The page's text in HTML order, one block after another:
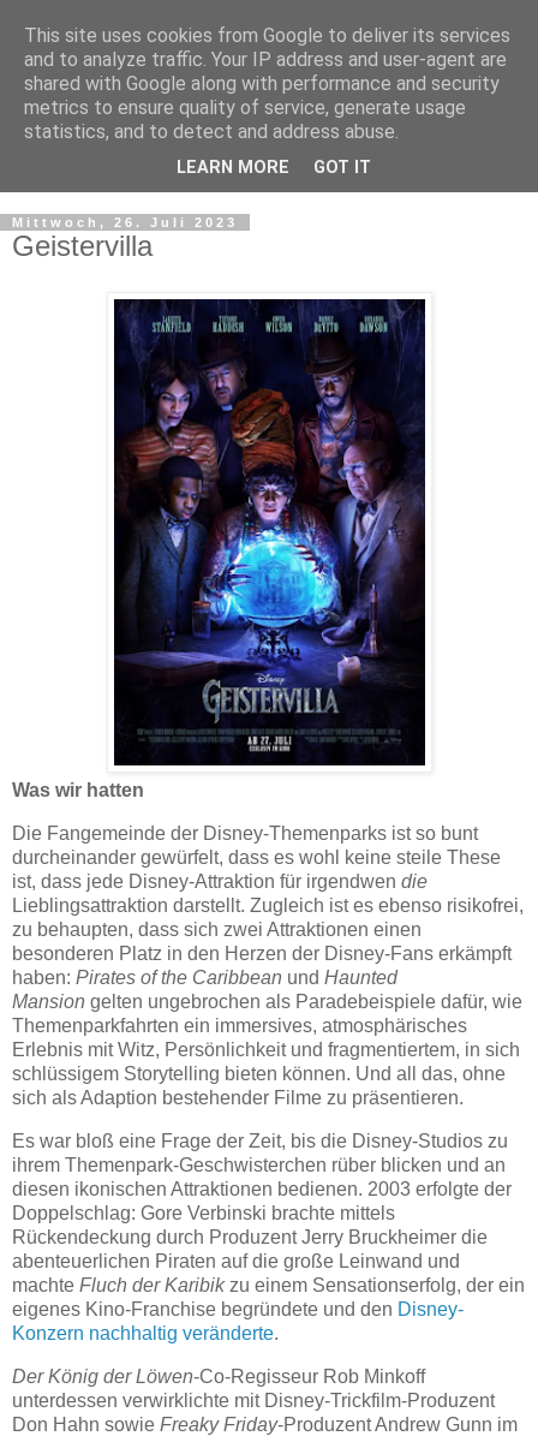
Mittwoch, 26. Juli 2023
Geistervilla
Was wir hatten
Die Fangemeinde der Disney-Themenparks ist so bunt
durcheinander gewürfelt, dass es wohl keine steile These
ist, dass jede Disney-Attraktion für irgendwen die
Lieblingsattraktion darstellt. Zugleich ist es ebenso risikofrei,
zu behaupten, dass sich zwei Attraktionen einen
besonderen Platz in den Herzen der Disney-Fans erkämpft
haben: Pirates of the Caribbean und Haunted
Mansion gelten ungebrochen als Paradebeispiele dafür, wie
Themenparkfahrten ein immersives, atmosphärisches
Erlebnis mit Witz, Persönlichkeit und fragmentiertem, in sich
schlüssigem Storytelling bieten können. Und all das, ohne
sich als Adaption bestehender Filme zu präsentieren.
Es war bloß eine Frage der Zeit, bis die Disney-Studios zu
ihrem Themenpark-Geschwisterchen rüber blicken und an
diesen ikonischen Attraktionen bedienen. 2003 erfolgte der
Doppelschlag: Gore Verbinski brachte mittels
Rückendeckung durch Produzent Jerry Bruckheimer die
abenteuerlichen Piraten auf die große Leinwand und
machte Fluch der Karibikzu einem Sensationserfolg, der ein
eigenes Kino-Franchise begründete und den Disney-
Konzern nachhaltig veränderte.
Der König der Löwen-Co-Regisseur Rob Minkoff
unterdessen verwirklichte mit Disney-Trickfilm-Produzent
Don Hahn sowie Freaky Friday-Produzent Andrew Gunn im
This site uses cookies from Google to deliver its services
and to analyze traffic. Your IP address and user-agent are
shared with Google along with performance and security
metrics to ensure quality of service, generate usage
statistics, and to detect and address abuse.
LEARN MORE GOT IT